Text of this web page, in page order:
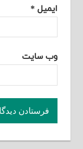
ایمیل *
وب‌ سایت